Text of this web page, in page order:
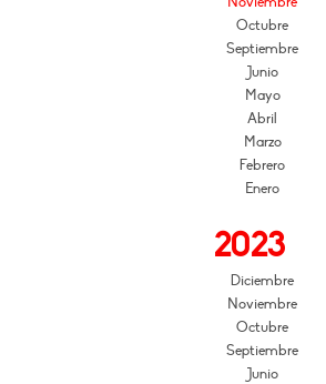
Octubre
Septiembre
Junio
Mayo
Abril
Marzo
Febrero
Enero
2023
Diciembre
Noviembre
Octubre
Septiembre
Junio